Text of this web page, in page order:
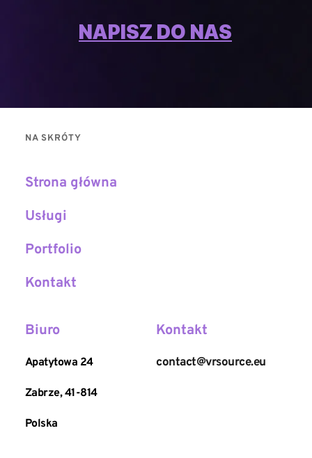
NAPISZ DO NAS
NA SKRÓTY
Strona główna
Usługi
Portfolio
Kontakt
Biuro
Apatytowa 24
Zabrze, 41-814
Polska
Kontakt
contact@vrsource.eu